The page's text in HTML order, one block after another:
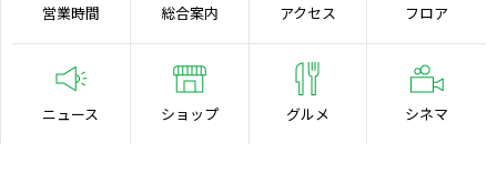
営業時間 総合案内 アクセス フロア
ニュース ショップ グルメ シネマ